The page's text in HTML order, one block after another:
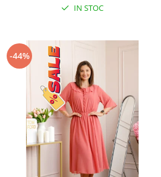
IN STOC
-44%